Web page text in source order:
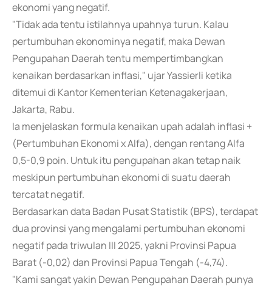
ekonomi yang negatif.
"Tidak ada tentu istilahnya upahnya turun. Kalau
pertumbuhan ekonominya negatif, maka Dewan
Pengupahan Daerah tentu mempertimbangkan
kenaikan berdasarkan inflasi," ujar Yassierli ketika
ditemui di Kantor Kementerian Ketenagakerjaan,
Jakarta, Rabu.
Ia menjelaskan formula kenaikan upah adalah inflasi +
(Pertumbuhan Ekonomi x Alfa), dengan rentang Alfa
0,5-0,9 poin. Untuk itu pengupahan akan tetap naik
meskipun pertumbuhan ekonomi di suatu daerah
tercatat negatif.
Berdasarkan data Badan Pusat Statistik (BPS), terdapat
dua provinsi yang mengalami pertumbuhan ekonomi
negatif pada triwulan III 2025, yakni Provinsi Papua
Barat (-0,02) dan Provinsi Papua Tengah (-4,74).
"Kami sangat yakin Dewan Pengupahan Daerah punya